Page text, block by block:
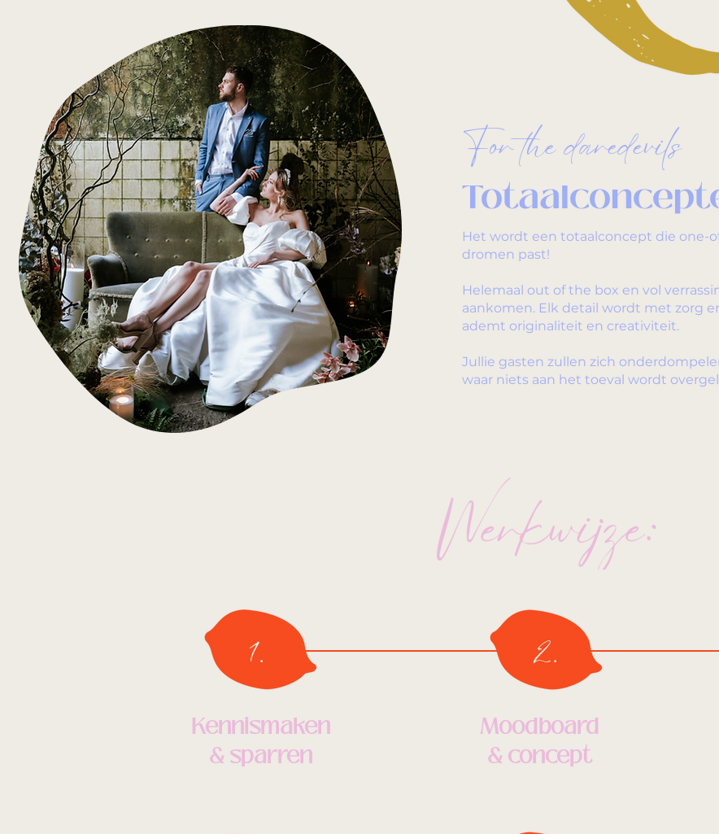
For the daredevils
Het wordt een totaalconcept die one-
dromen past!
Helemaal out of the box en vol
aankomen. Elk detail wordt met zorg
ademt originaliteit en creativiteit.
Jullie gasten zullen zich
waar niets aan het toeval wordt
Werkwijze:
1. 2.
Kennismaken
& sparren
Moodboard
& concept